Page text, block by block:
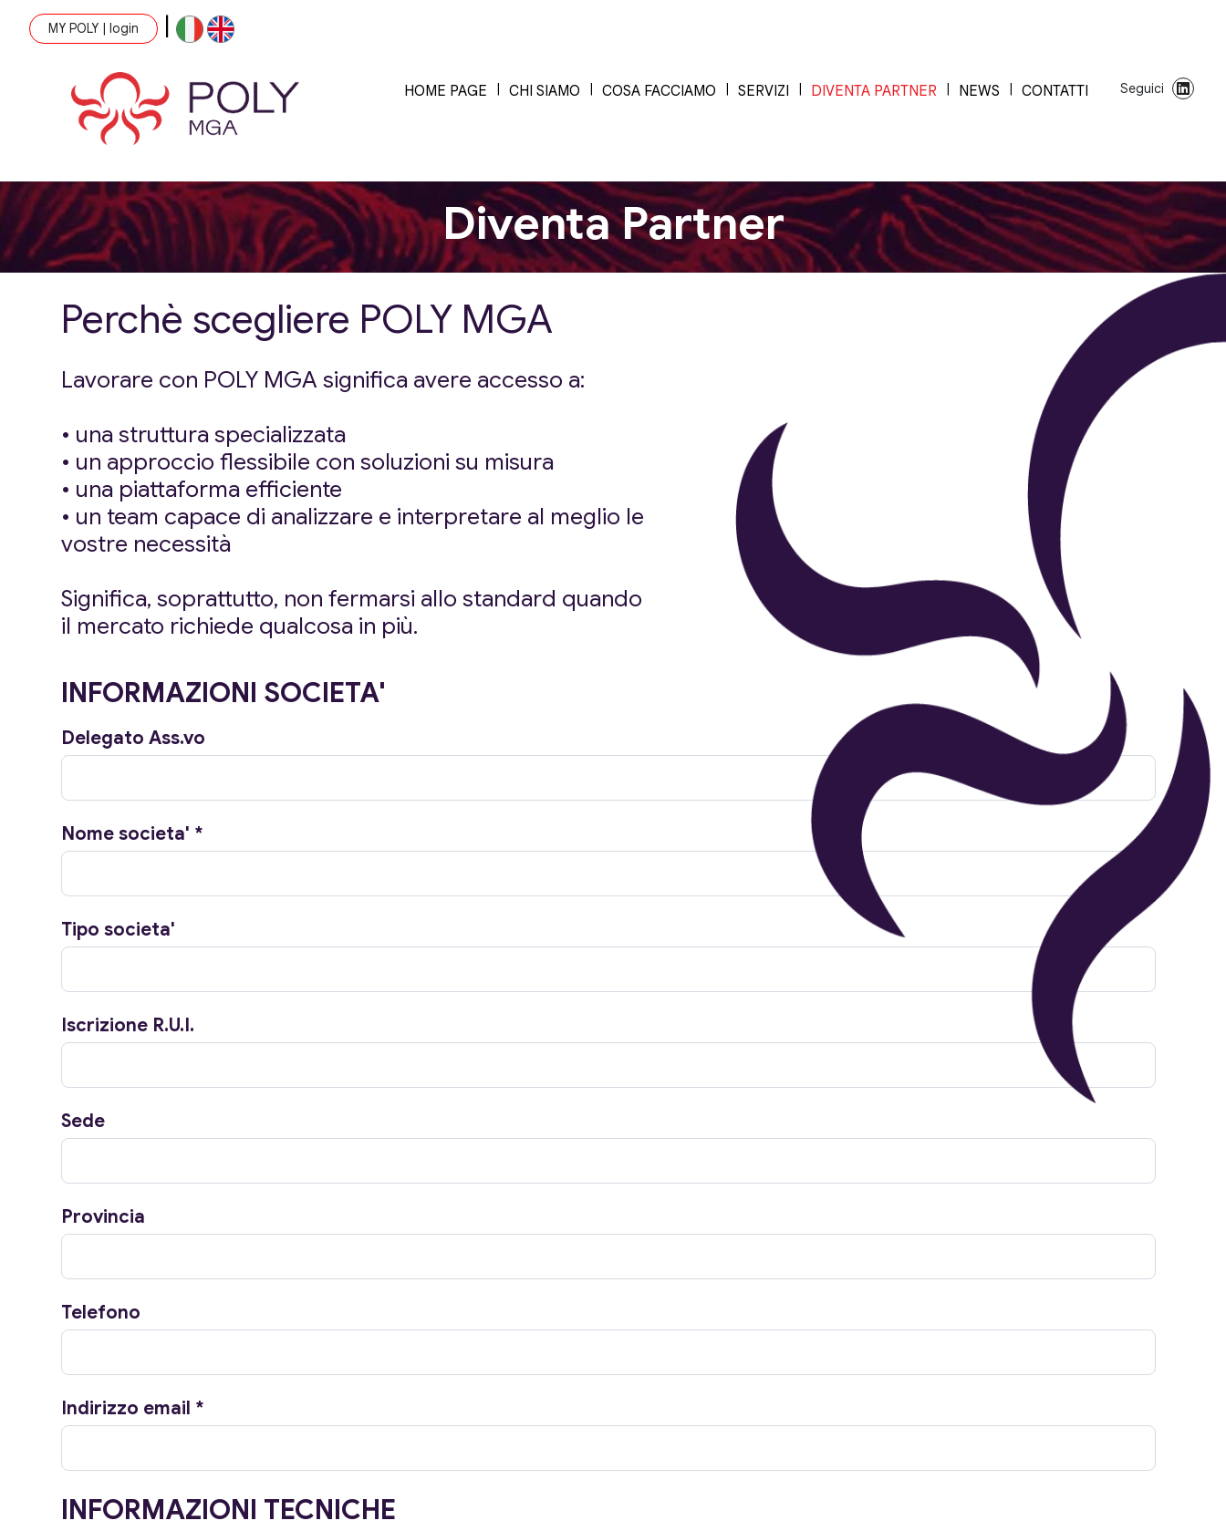
MY POLY | login
HOME PAGE CHI SIAMO COSA FACCIAMO SERVIZI DIVENTA PARTNER NEWS CONTATTI Seguici
Diventa Partner
Perchè scegliere POLY MGA
Lavorare con POLY MGA significa avere accesso a:
• una struttura specializzata
• un approccio flessibile con soluzioni su misura
• una piattaforma efficiente
• un team capace di analizzare e interpretare al meglio le
vostre necessità
Significa, soprattutto, non fermarsi allo standard quando
il mercato richiede qualcosa in più.
INFORMAZIONI SOCIETA'
Delegato Ass.vo
Nome societa' *
Tipo societa'
Iscrizione R.U.I.
Sede
Provincia
Telefono
Indirizzo email *
INFORMAZIONI TECNICHE